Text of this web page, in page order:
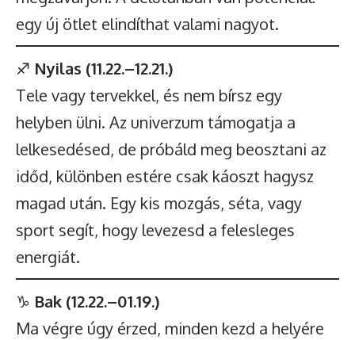
egy új ötlet elindíthat valami nagyot.
♐ Nyilas (11.22.–12.21.)
Tele vagy tervekkel, és nem bírsz egy
helyben ülni. Az univerzum támogatja a
lelkesedésed, de próbáld meg beosztani az
időd, különben estére csak káoszt hagysz
magad után. Egy kis mozgás, séta, vagy
sport segít, hogy levezesd a felesleges
energiát.
♑ Bak (12.22.–01.19.)
Ma végre úgy érzed, minden kezd a helyére